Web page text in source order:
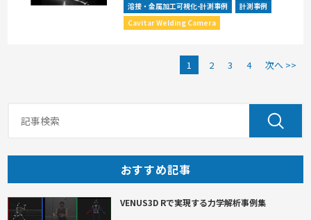
溶接・金属加工可視化-計測事例
計測事例
Cavitar Welding Camera
1 2 3 4 次へ >>
おすすめ記事
VENUS3D Rで実現する力学解析事例集